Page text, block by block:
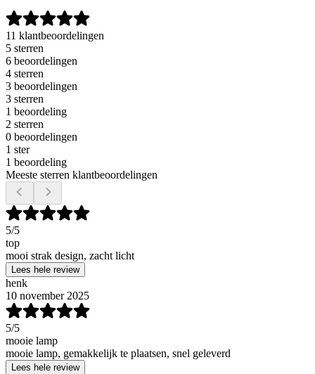
11 klantbeoordelingen
5 sterren
6 beoordelingen
4 sterren
3 beoordelingen
3 sterren
1 beoordeling
2 sterren
0 beoordelingen
1 ster
1 beoordeling
Meeste sterren klantbeoordelingen
5/5
top
mooi strak design, zacht licht
Lees hele review
henk
10 november 2025
5/5
mooie lamp
mooie lamp, gemakkelijk te plaatsen, snel geleverd
Lees hele review